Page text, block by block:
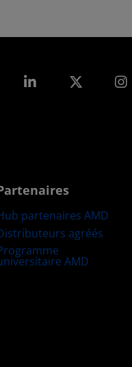
LinkedIn
partenaires AMD
agréés
AMD